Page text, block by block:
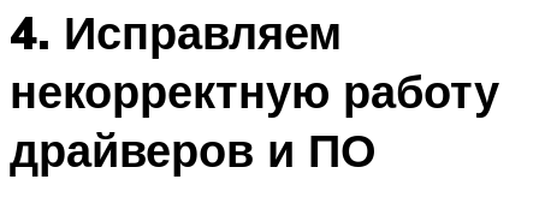
4. Исправляем
некорректную работу
драйверов и ПО